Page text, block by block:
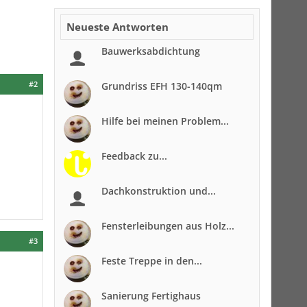
#2
#3
Neueste Antworten
Bauwerksabdichtung
Grundriss EFH 130-140qm
Hilfe bei meinen Problem...
Feedback zu...
Dachkonstruktion und...
Fensterleibungen aus Holz...
Feste Treppe in den...
Sanierung Fertighaus